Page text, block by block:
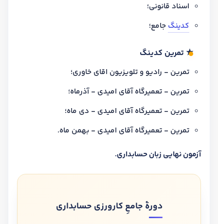
اسناد قانونی؛
کدینگ جامع؛
★ تمرین کدینگ
تمرین - رادیو و تلویزیون اقای خاوری؛
تمرین - تعمیرگاه آقای امیدی - آذرماه؛
تمرین - تعمیرگاه آقای امیدی - دی ماه؛
تمرین - تعمیرگاه آقای امیدی - بهمن ماه.
آزمون نهایی زبان حسابداری.
دورهٔ جامعِ کارورزی حسابداری